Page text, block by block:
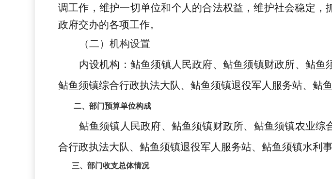
调工作，维护一切单位和个人的合法权益，维护社会稳定
政府交办的各项工作。
（二）机构设置
内设机构： 鲇鱼须镇人民政府、 鲇鱼须镇财政所、 鲇鱼
鲇鱼须镇综合行政执法大队、 鲇鱼须镇退役军人服务站、 鲇
二、 部门预算单位构成
鲇鱼须镇人民政府、 鲇鱼须镇财政所、 鲇鱼须镇农业综
合行政执法大队、 鲇鱼须镇退役军人服务站、 鲇鱼须镇水利
三、部门收支总体情况